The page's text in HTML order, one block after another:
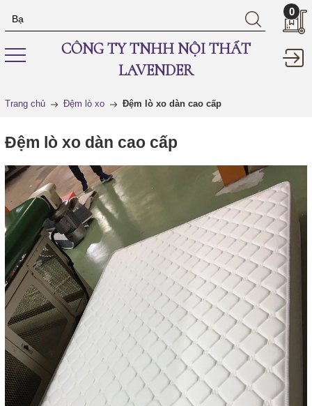
CÔNG TY TNHH NỘI THẤT
LAVENDER
0
Trang chủ Đệm lò xo Đệm lò xo dàn cao cấp
Đệm lò xo dàn cao cấp